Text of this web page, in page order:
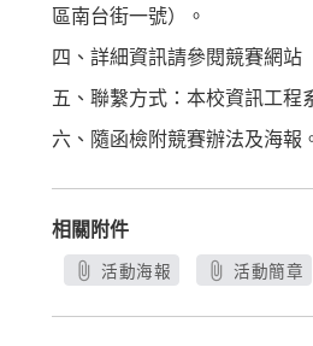
區南台街一號）。
四、詳細資訊請參閱競賽網
五、聯繫方式：本校資訊工程
六、隨函檢附競賽辦法及海報
相關附件
活動海報 活動簡章